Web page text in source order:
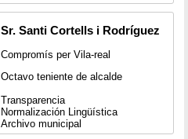
Sr. Santi Cortells i Rodríguez
Compromís per Vila-real
Octavo teniente de alcalde
Transparencia
Normalización Lingüística
Archivo municipal